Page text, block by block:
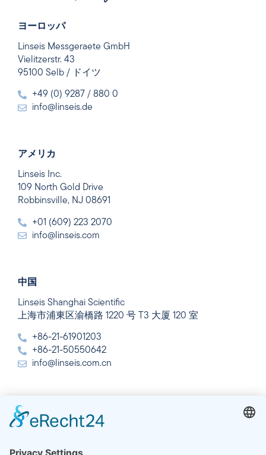
ヨーロッパ
Linseis Messgeraete GmbH
Vielitzerstr. 43
95100 Selb / ドイツ
+49 (0) 9287 / 880 0
info@linseis.de
アメリカ
Linseis Inc.
109 North Gold Drive
Robbinsville, NJ 08691
+01 (609) 223 2070
info@linseis.com
中国
Linseis Shanghai Scientific
上海市浦東区渝橋路 1220 号 T3 大厦 120 室
+86-21-61901203
+86-21-50550642
info@linseis.com.cn
インド